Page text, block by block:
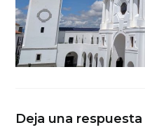
Deja una respuesta